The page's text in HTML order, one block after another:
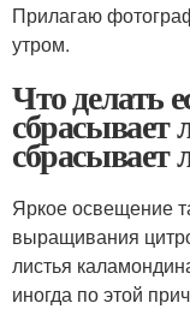
Прилагаю
утром.
Что делать
сбрасывает
сбрасывает
Яркое освещение
выращивания
листья
иногда по этой